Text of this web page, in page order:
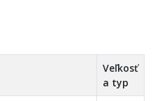
Veľkosť
a typ